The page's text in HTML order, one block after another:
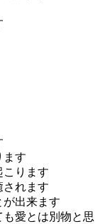
ます
こります
されます
が出来ます
も愛とは別物と思